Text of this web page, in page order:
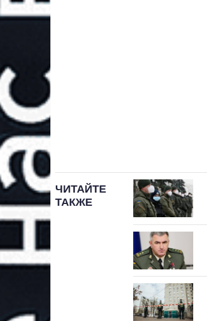
ЧИТАЙТЕ
ТАКЖЕ